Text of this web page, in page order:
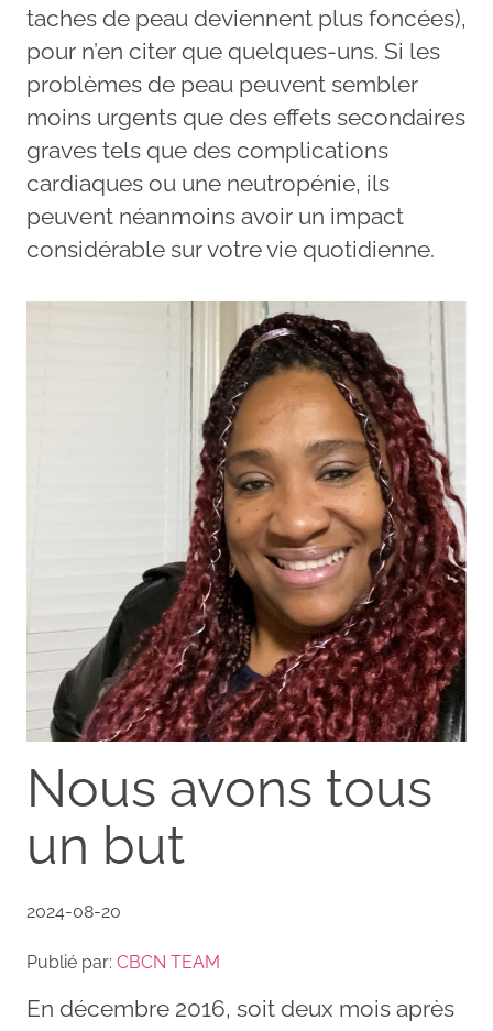
taches de peau deviennent plus foncées),
pour n’en citer que quelques-uns. Si les
problèmes de peau peuvent sembler
moins urgents que des effets secondaires
graves tels que des complications
cardiaques ou une neutropénie, ils
peuvent néanmoins avoir un impact
considérable sur votre vie quotidienne.
Nous avons tous
un but
2024-08-20
Publié par: CBCN TEAM
En décembre 2016, soit deux mois après